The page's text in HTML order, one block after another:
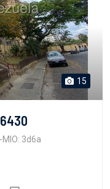
15
MIO: 3d6a